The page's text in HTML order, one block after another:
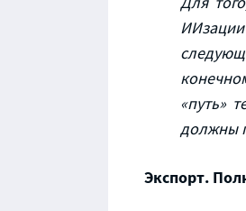
«путь»
должны
Экспорт.